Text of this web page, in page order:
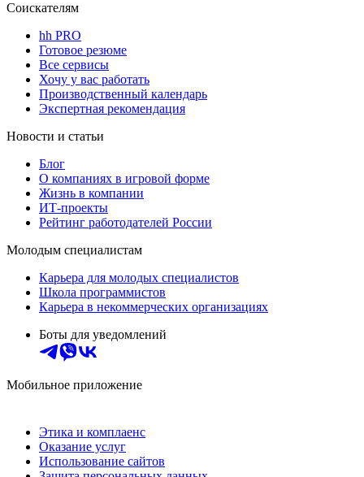
Соискателям
hh PRO
Готовое резюме
Все сервисы
Хочу у вас работать
Производственный календарь
Экспертная рекомендация
Новости и статьи
Блог
О компаниях в игровой форме
Жизнь в компании
ИТ-проекты
Рейтинг работодателей России
Молодым специалистам
Карьера для молодых специалистов
Школа программистов
Карьера в некоммерческих организациях
Боты для уведомлений
Мобильное приложение
Этика и комплаенс
Оказание услуг
Использование сайтов